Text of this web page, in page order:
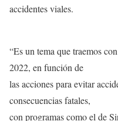
accidentes viales.
“Es un tema que traemos
2022, en función de
las acciones para evitar
consecuencias fatales,
con programas como el de